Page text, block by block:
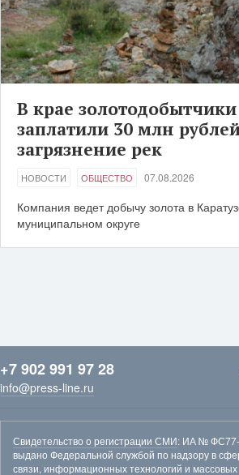
В крае золотодобытчики
заплатили 30 млн
загрязнение рек
НОВОСТИ ОБЩЕСТВО 07.08.2026
Компания ведет добычу золота в
муниципальном округе
+7 902 991 97 28
info@press-line.ru
Свидетельство о регистрации СМИ: ИА №
выдано Федеральной службой по надзору в
связи, информационных технологий и массовых